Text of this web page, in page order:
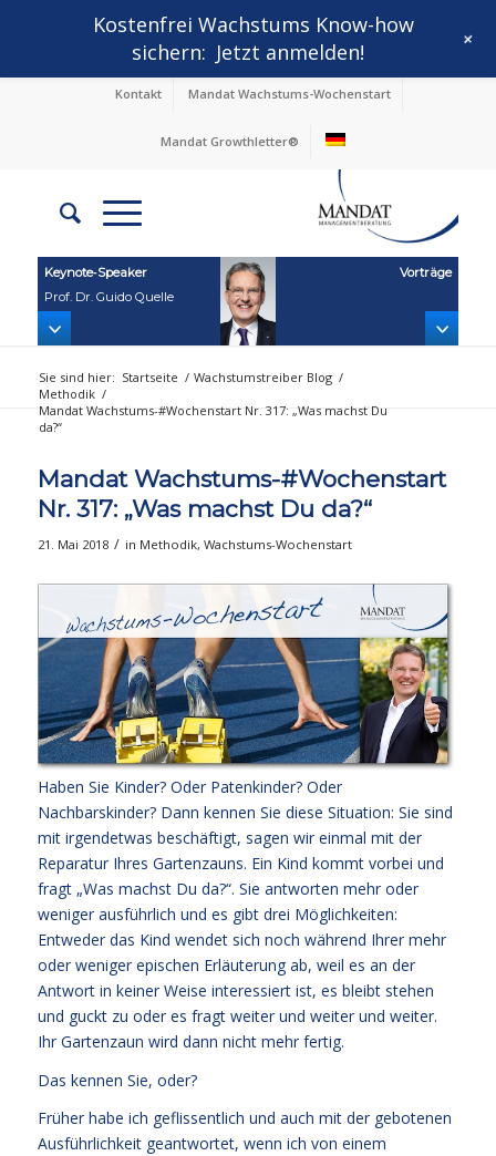
Kontakt Mandat Wachstums-Wochenstart
Mandat Growthletter®
Keynote‑Speaker
Prof. Dr. Guido Quelle
Vorträge
Sie sind hier: Startseite / Wachstumstreiber Blog /
Methodik /
Mandat Wachstums-#Wochenstart Nr. 317: „Was machst Du
da?“
Mandat Wachstums-#Wochenstart
Nr. 317: „Was machst Du da?“
21. Mai 2018 / in Methodik, Wachstums-Wochenstart
Haben Sie Kinder? Oder Patenkinder? Oder
Nachbarskinder? Dann kennen Sie diese Situation: Sie sind
mit irgendetwas beschäftigt, sagen wir einmal mit der
Reparatur Ihres Gartenzauns. Ein Kind kommt vorbei und
fragt „Was machst Du da?“. Sie antworten mehr oder
weniger ausführlich und es gibt drei Möglichkeiten:
Entweder das Kind wendet sich noch während Ihrer mehr
oder weniger epischen Erläuterung ab, weil es an der
Antwort in keiner Weise interessiert ist, es bleibt stehen
und guckt zu oder es fragt weiter und weiter und weiter.
Ihr Gartenzaun wird dann nicht mehr fertig.
Das kennen Sie, oder?
Früher habe ich geflissentlich und auch mit der gebotenen
Ausführlichkeit geantwortet, wenn ich von einem
Kostenfrei Wachstums Know-how
sichern: Jetzt anmelden! +